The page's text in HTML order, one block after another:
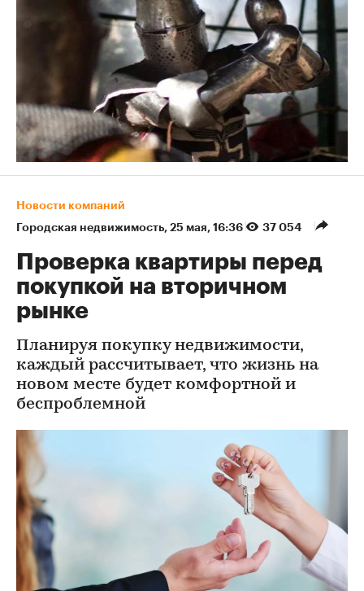
Новости компаний
Городская недвижимость 25 мая, 16:36 37 054
Проверка квартиры перед
покупкой на вторичном
рынке
Планируя покупку недвижимости,
каждый рассчитывает, что жизнь на
новом месте будет комфортной и
беспроблемной